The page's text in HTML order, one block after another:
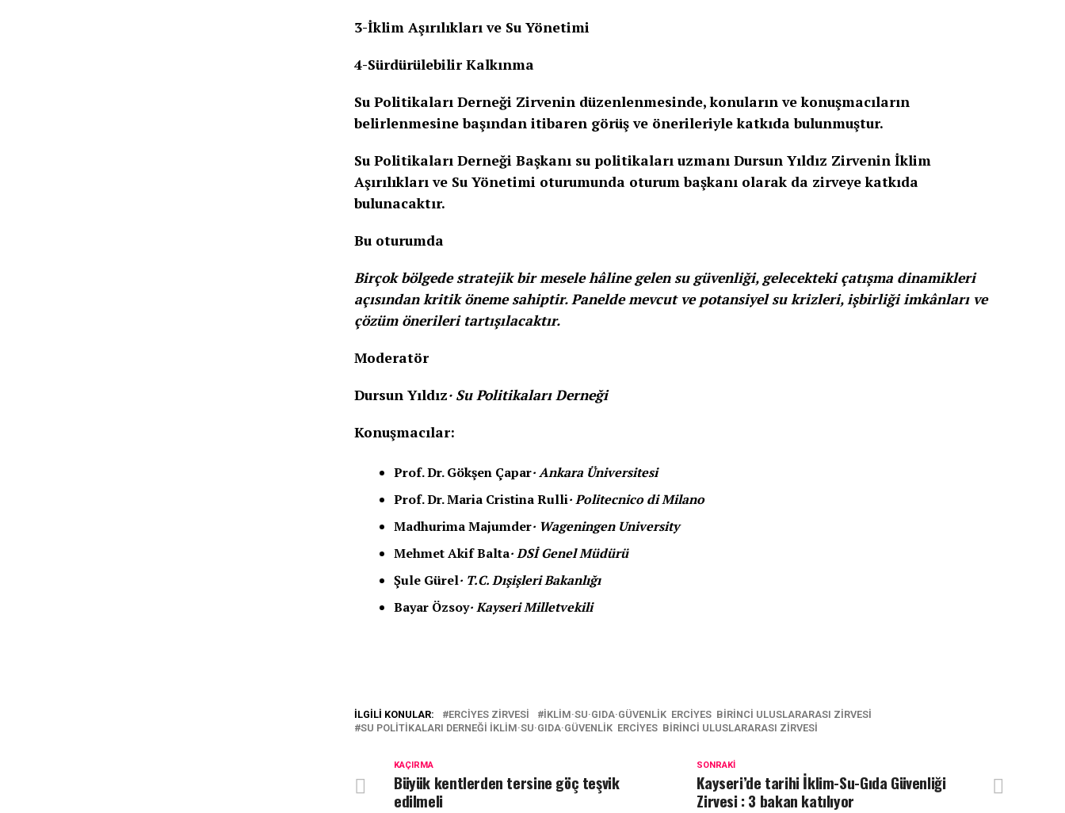
3-İklim Aşırılıkları ve Su Yönetimi
4-Sürdürülebilir Kalkınma
Su Politikaları Derneği Zirvenin düzenlenmesinde, konuların ve konuşmacıların
belirlenmesine başından itibaren görüş ve önerileriyle katkıda bulunmuştur.
Su Politikaları Derneği Başkanı su politikaları uzmanı Dursun Yıldız Zirvenin İklim
Aşırılıkları ve Su Yönetimi oturumunda oturum başkanı olarak da zirveye katkıda
bulunacaktır.
Bu oturumda
Birçok bölgede stratejik bir mesele hâline gelen su güvenliği, gelecekteki çatışma dinamikleri
açısından kritik öneme sahiptir. Panelde mevcut ve potansiyel su krizleri, işbirliği imkânları ve
çözüm önerileri tartışılacaktır.
Moderatör
Dursun Yıldız· Su Politikaları Derneği
Konuşmacılar:
Prof. Dr. Gökşen Çapar· Ankara Üniversitesi
Prof. Dr. Maria Cristina Rulli· Politecnico di Milano
Madhurima Majumder· Wageningen University
Mehmet Akif Balta· DSİ Genel Müdürü
Şule Gürel· T.C. Dışişleri Bakanlığı
Bayar Özsoy· Kayseri Milletvekili
İLGILI KONULAR: ERCIYES ZIRVESI
İKLIM·SU·GIDA·GÜVENLIK ERCIYES BIRINCI ULUSLARARASI ZIRVESI
SU POLITIKALARI DERNEĞI İKLIM·SU·GIDA·GÜVENLIK ERCIYES BIRINCI ULUSLARARASI ZIRVESI
SONRAKI
Kayseri’de tarihi İklim-Su-Gıda Güvenliği
Zirvesi : 3 bakan katılıyor
KAÇIRMA
Büyük kentlerden tersine göç teşvik
edilmeli